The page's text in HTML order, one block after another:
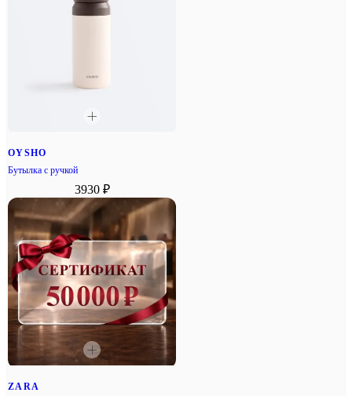
OYSHO
Бутылка с ручкой
3930 ₽
ZARA